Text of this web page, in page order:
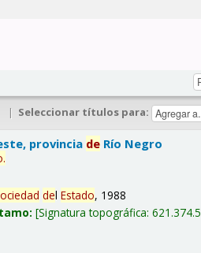
| Seleccionar títulos para:
provincia de Río Negro
.
delEstado, 1988
Signatura topográfica: